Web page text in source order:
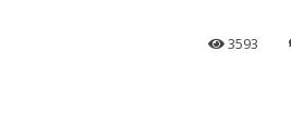
3593